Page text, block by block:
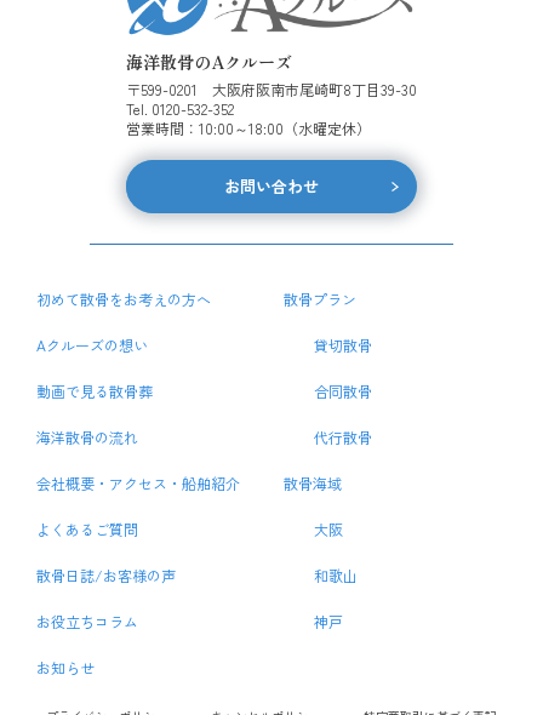
海洋散骨のAクルーズ
〒599-0201 大阪府阪南市尾崎町8丁目39-30
Tel. 0120-532-352
営業時間：10:00～18:00（水曜定休）
お問い合わせ
初めて散骨をお考えの方へ
Aクルーズの想い
動画で見る散骨葬
海洋散骨の流れ
会社概要・アクセス・船舶紹介
よくあるご質問
散骨日誌/お客様の声
お役立ちコラム
お知らせ
散骨プラン
貸切散骨
合同散骨
代行散骨
散骨海域
大阪
和歌山
神戸